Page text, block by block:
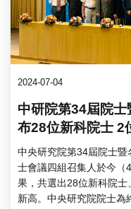
2024-07-04
中研院第34屆院
布28位新科院士 2
中央研究院第34屆院士
士會議四組召集人於今（
果，共選出28位新科院
新高。中央研究院院士為